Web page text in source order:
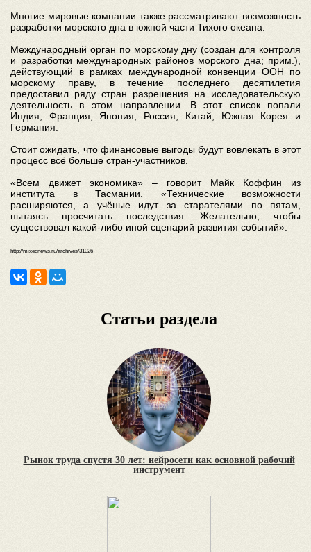
Многие мировые компании также рассматривают возможность
разработки морского дна в южной части Тихого океана.
Международный орган по морскому дну (создан для контроля
и разработки международных районов морского дна; прим.),
действующий в рамках международной конвенции ООН по
морскому праву, в течение последнего десятилетия
предоставил ряду стран разрешения на исследовательскую
деятельность в этом направлении. В этот список попали
Индия, Франция, Япония, Россия, Китай, Южная Корея и
Германия.
Стоит ожидать, что финансовые выгоды будут вовлекать в этот
процесс всё больше стран-участников.
«Всем движет экономика» – говорит Майк Коффин из
института в Тасмании. «Технические возможности
расширяются, а учёные идут за старателями по пятам,
пытаясь просчитать последствия. Желательно, чтобы
существовал какой-либо иной сценарий развития событий».
http://mixednews.ru/archives/31026
Статьи раздела
Рынок труда спустя 30 лет: нейросети как основной рабочий
инструмент